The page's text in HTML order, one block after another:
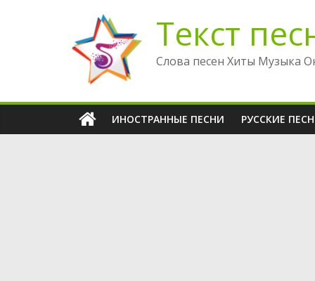
содержимому
Текст
Слова песен Хиты Музыка
ИНОСТРАННЫЕ ПЕСНИ РУССКИЕ